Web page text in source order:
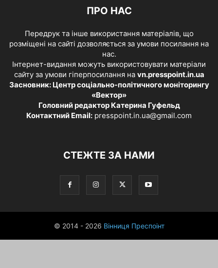
ПРО НАС
Передрук та інше використання матеріалів, що
розміщені на сайті дозволяється за умови посилання на
нас.
Інтернет-видання можуть використовувати матеріали
сайту за умови гіперпосилання на vn.presspoint.in.ua
Засновник: Центр соціально-політичного моніторингу
«Вектор»
Головний редактор Катерина Гуфельд
Контактний Email: presspoint.in.ua@gmail.com
СТЕЖТЕ ЗА НАМИ
© 2014 - 2026 Вінниця Преспоінт